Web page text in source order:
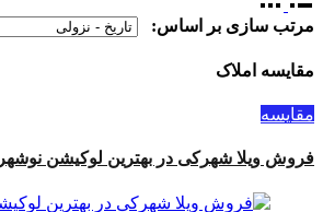
مرتب سازی بر اساس:
مقایسه املاک
مقایسه
فروش ویلا شهرکی در بهترین لوکیشن نوشهر